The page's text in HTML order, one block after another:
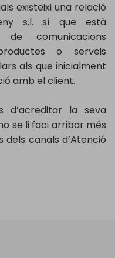
existeixi una relació
s.l. sí que està
comunicacions
o serveis
als que inicialment
amb el client.
d’acreditar la seva
se li faci arribar més
canals d’Atenció